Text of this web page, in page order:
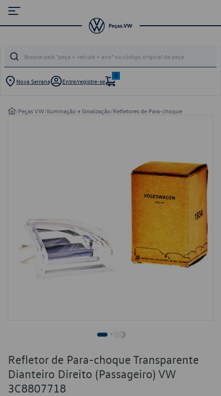
Nova Serrana Entre/registre-se
0
/Peças VW/Iluminação e Sinalização/Refletores de Para-choque
Refletor de Para-choque Transparente
Dianteiro Direito (Passageiro) VW
3C8807718